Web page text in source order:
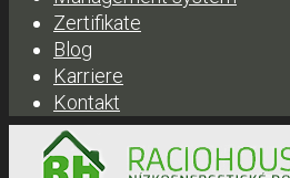
Zertifikate
Blog
Karriere
Kontakt